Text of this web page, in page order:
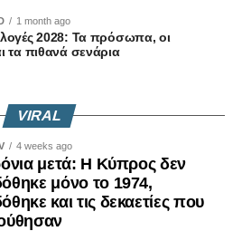
1 month ago
2028: Τα πρόσωπα, οι
τα πιθανά σενάρια
VIRAL
4 weeks ago
μετά: Η Κύπρος δεν
μόνο το 1974,
και τις δεκαετίες που